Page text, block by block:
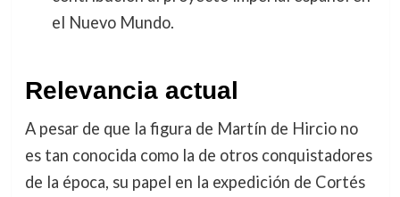
el Nuevo Mundo.
Relevancia actual
A pesar de que la figura de Martín de Hircio no
es tan conocida como la de otros conquistadores
de la época, su papel en la expedición de Cortés